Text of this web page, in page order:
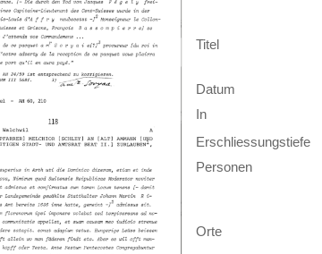
Titel
Datum
In
Erschliessungstiefe
Personen
Orte